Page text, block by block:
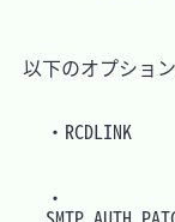
以下のオプショ
・RCDLINK
・